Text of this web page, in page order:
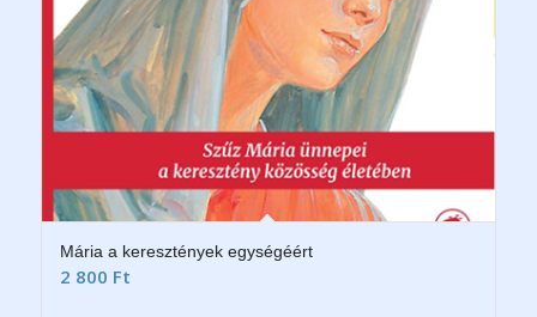
Mária a keresztények egységéért
2 800 Ft